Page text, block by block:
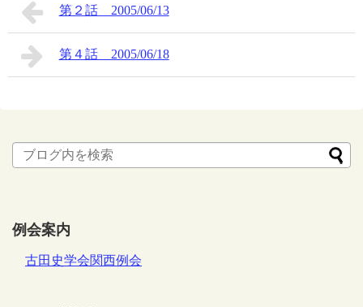
第２話 2005/06/13
第４話 2005/06/18
例会案内
古田史学会関西例会